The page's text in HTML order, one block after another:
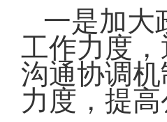
一是加大
工作力度
沟通协调
力度，提